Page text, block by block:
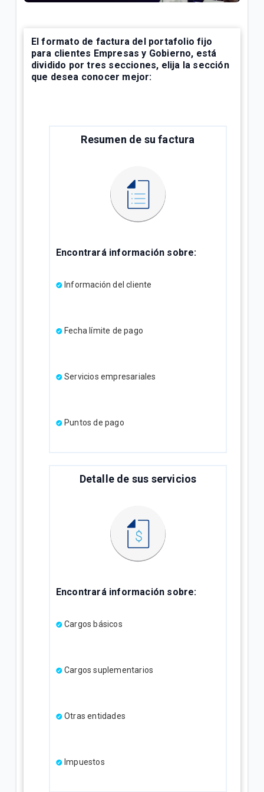
Explicación del Detalle de consumos en su factura
Tigo | Empresas
El formato de factura del portafolio fijo
para clientes Empresas y Gobierno, está
dividido por tres secciones, elija la sección
que desea conocer mejor:
Resumen de su factura
Encontrará información sobre:
Información del cliente
Fecha límite de pago
Servicios empresariales
Puntos de pago
Detalle de sus servicios
Encontrará información sobre:
Cargos básicos
Cargos suplementarios
Otras entidades
Impuestos